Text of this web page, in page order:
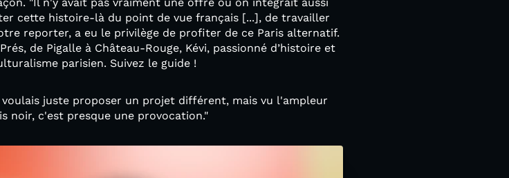
cette histoire-là du point de vue français [...], de travailler
reporter, a eu le privilège de profiter de ce Paris alternatif.
de Pigalle à Château-Rouge, Kévi, passionné d’histoire et
parisien. Suivez le guide !
juste proposer un projet différent, mais vu l'ampleur
noir, c'est presque une provocation."